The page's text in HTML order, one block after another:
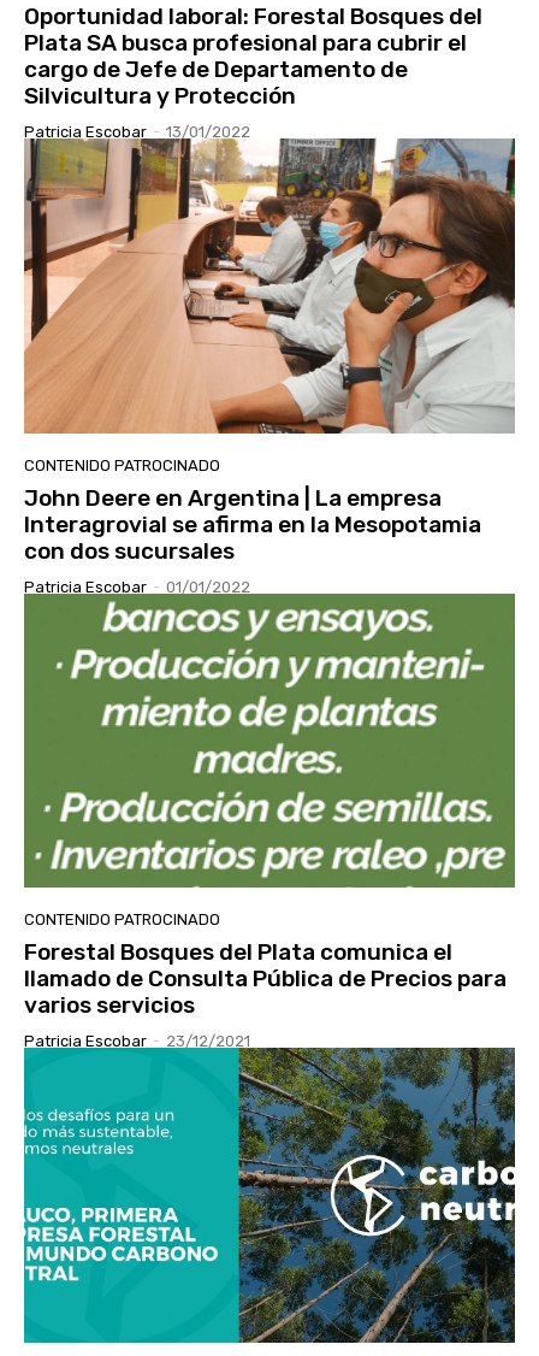
Oportunidad laboral: Forestal Bosques del
Plata SA busca profesional para cubrir el
cargo de Jefe de Departamento de
Silvicultura y Protección
Patricia Escobar - 13/01/2022
CONTENIDO PATROCINADO
John Deere en Argentina | La empresa
Interagrovial se afirma en la Mesopotamia
con dos sucursales
Patricia Escobar - 01/01/2022
CONTENIDO PATROCINADO
Forestal Bosques del Plata comunica el
llamado de Consulta Pública de Precios para
varios servicios
Patricia Escobar - 23/12/2021